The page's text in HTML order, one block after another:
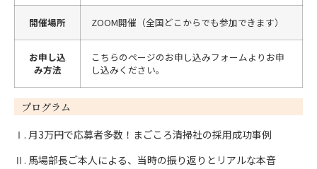
開催場所 ZOOM開催（全国どこからでも参加できます）
お申し込
み方法
こちらのページのお申し込みフォームよりお申
し込みください。
プログラム
Ⅰ. 月3万円で応募者多数！まごころ清掃社の採用成功事例
Ⅱ. 馬場部長ご本人による、当時の振り返りとリアルな本音